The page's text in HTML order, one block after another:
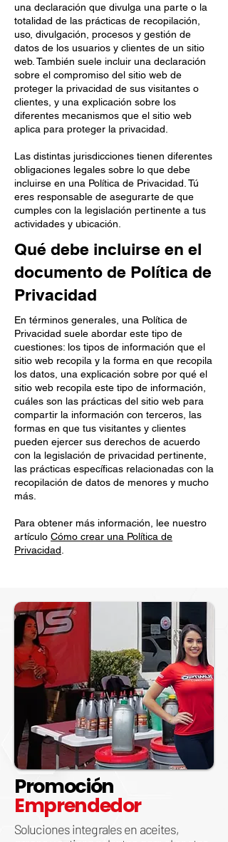
una declaración que divulga una parte o la
totalidad de las prácticas de recopilación,
uso, divulgación, procesos y gestión de
datos de los usuarios y clientes de un sitio
web. También suele incluir una declaración
sobre el compromiso del sitio web de
proteger la privacidad de sus visitantes o
clientes, y una explicación sobre los
diferentes mecanismos que el sitio web
aplica para proteger la privacidad.
Las distintas jurisdicciones tienen diferentes
obligaciones legales sobre lo que debe
incluirse en una Política de Privacidad. Tú
eres responsable de asegurarte de que
cumples con la legislación pertinente a tus
actividades y ubicación.
Qué debe incluirse en el
documento de Política de
Privacidad
En términos generales, una Política de
Privacidad suele abordar este tipo de
cuestiones: los tipos de información que el
sitio web recopila y la forma en que recopila
los datos, una explicación sobre por qué el
sitio web recopila este tipo de información,
cuáles son las prácticas del sitio web para
compartir la información con terceros, las
formas en que tus visitantes y clientes
pueden ejercer sus derechos de acuerdo
con la legislación de privacidad pertinente,
las prácticas específicas relacionadas con la
recopilación de datos de menores y mucho
más.
Para obtener más información, lee nuestro
artículo Cómo crear una Política de
Privacidad
Promoción
Emprendedor
Soluciones integrales en aceites,